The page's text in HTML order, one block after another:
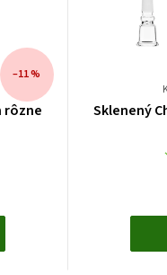
rôzne
–11 %
Sklenený